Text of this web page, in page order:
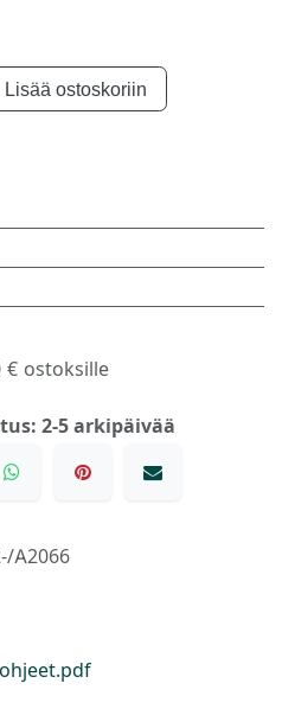
Lisää ostoskoriin
€ ostoksille
2-5 arkipäivää
A2066